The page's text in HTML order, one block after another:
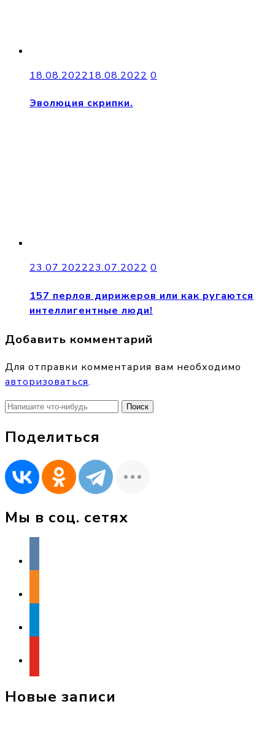
18.08.202218.08.2022 0
Эволюция скрипки.
23.07.202223.07.2022 0
157 перлов дирижеров или как ругаются
интеллигентные люди!
Добавить комментарий
Для отправки комментария вам необходимо
авторизоваться.
Найти:
Поделиться
Мы в соц. сетях
Новые записи